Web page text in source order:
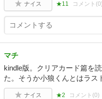
ナイス ★11 コメント(0)
マチ
kindle版。クリアカード篇を
た。そうか小狼くんとはラス
ナイス ★2 コメント(0)